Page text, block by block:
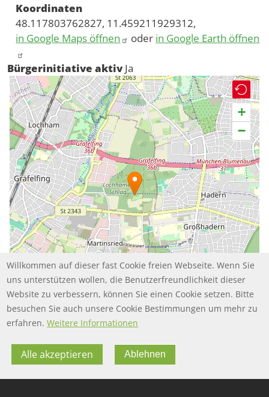
Koordinaten
48.117803762827, 11.459211929312,
in Google Maps öffnen
oder in Google Earth öffnen
Bürgerinitiative aktiv Ja
+
−
Leaflet | ©OpenStreetMapcontributors
FOOTER MENU
FAQ
FOOTER-DATENSCHUTZ
Datenschutz
FOOTER-IMPRESSUM
Impressum
Willkommen auf dieser fast Cookie freien Webseite. Wenn Sie
uns unterstützen wollen, die Benutzerfreundlichkeit dieser
Website zu verbessern, können Sie einen Cookie setzen. Bitte
besuchen Sie auch unsere Cookie Bestimmungen um mehr zu
erfahren. Weitere Informationen
Alle akzeptieren Ablehnen